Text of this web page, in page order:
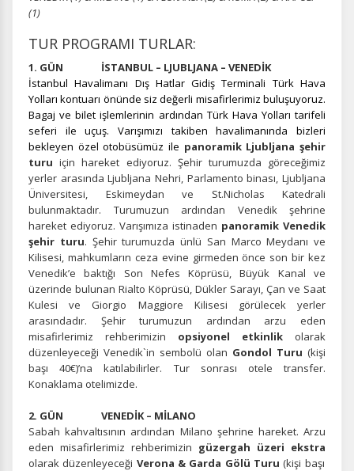
(1)
TUR PROGRAMI TURLAR:
1. GÜN İSTANBUL – LJUBLJANA – VENEDİK
İstanbul Havalimanı Dış Hatlar Gidiş Terminali Türk Hava
Yolları kontuarı önünde siz değerli misafirlerimiz buluşuyoruz.
Bagaj ve bilet işlemlerinin ardından Türk Hava Yolları tarifeli
seferi ile uçuş. Varışımızı takiben havalimanında bizleri
bekleyen özel otobüsümüz ile panoramik Ljubljana şehir
turuiçin hareket ediyoruz. Şehir turumuzda göreceğimiz
yerler arasında Ljubljana Nehri, Parlamento binası, Ljubljana
Üniversitesi, Eskimeydan ve St.Nicholas Katedrali
bulunmaktadır. Turumuzun ardından Venedik şehrine
hareket ediyoruz. Varışımıza istinaden panoramik Venedik
şehir turu. Şehir turumuzda ünlü San Marco Meydanı ve
Kilisesi, mahkumların ceza evine girmeden önce son bir kez
Venedik’e baktığı Son Nefes Köprüsü, Büyük Kanal ve
üzerinde bulunan Rialto Köprüsü, Dükler Sarayı, Çan ve Saat
Kulesi ve Giorgio Maggiore Kilisesi görülecek yerler
arasındadır. Şehir turumuzun ardından arzu eden
misafirlerimiz rehberimizin opsiyonel etkinlik olarak
düzenleyeceği Venedik`in sembolü olan Gondol Turu (kişi
başı 40€)’na katılabilirler. Tur sonrası otele transfer.
Konaklama otelimizde.
2. GÜN VENEDİK – MİLANO
Sabah kahvaltısının ardından Milano şehrine hareket. Arzu
eden misafirlerimiz rehberimizin güzergah üzeri ekstra
olarak düzenleyeceği Verona & Garda Gölü Turu (kişi başı